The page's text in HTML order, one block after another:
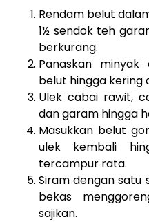
Rendam belut
1½ sendok teh
berkurang.
Panaskan
belut hingga kering
Ulek cabai rawit,
dan garam hingga
Masukkan belut
ulek kembali
tercampur rata.
Siram dengan satu
bekas
sajikan.